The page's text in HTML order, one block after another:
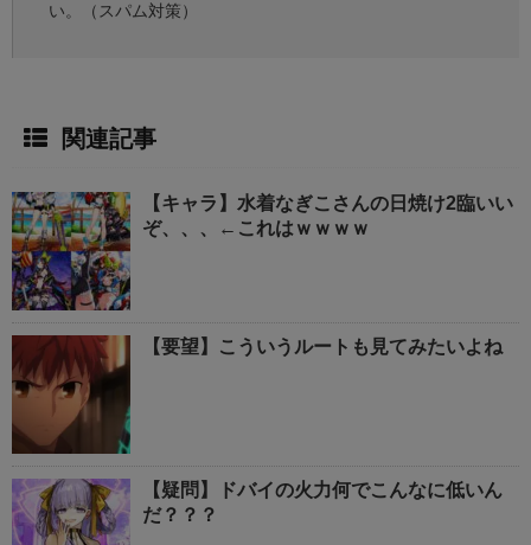
い。（スパム対策）
関連記事
【キャラ】水着なぎこさんの日焼け2臨いい
ぞ、、、←これはｗｗｗｗ
【要望】こういうルートも見てみたいよね
【疑問】ドバイの火力何でこんなに低いん
だ？？？